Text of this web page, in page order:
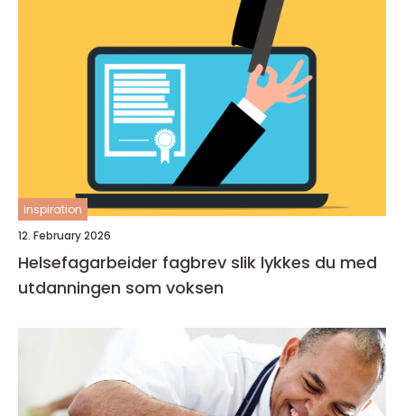
inspiration
12. February 2026
Helsefagarbeider fagbrev slik lykkes du med
utdanningen som voksen